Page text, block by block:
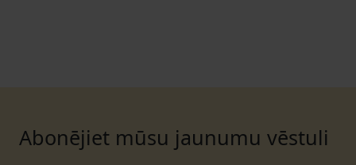
Abonējiet mūsu jaunumu vēstuli